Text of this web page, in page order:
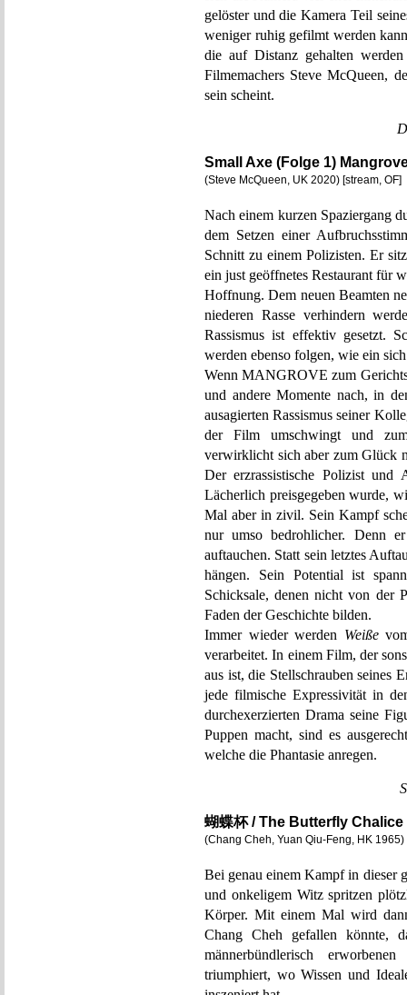
gelöster und die Kamera Teil
weniger ruhig gefilmt werden
die auf Distanz gehalten
Filmemachers Steve McQueen,
sein scheint.
Small Axe (Folge 1)
(Steve McQueen, UK 2020) [stream, OF]
Nach einem kurzen Spaziergang
dem Setzen einer
Schnitt zu einem Polizisten. Er
ein just geöffnetes Restaurant für
Hoffnung. Dem neuen Beamten
niederen Rasse verhindern
Rassismus ist effektiv gesetzt.
werden ebenso folgen, wie ein
Wenn MANGROVE zum
und andere Momente nach, in
ausagierten Rassismus seiner
der Film umschwingt und
verwirklicht sich aber zum Glück
Der erzrassistische Polizist
Lächerlich preisgegeben wurde,
Mal aber in zivil. Sein Kampf
nur umso bedrohlicher. Denn
auftauchen. Statt sein letztes
hängen. Sein Potential ist
Schicksale, denen nicht von der
Faden der Geschichte bilden.
Immer wieder werden Weiße
verarbeitet. In einem Film, der
aus ist, die Stellschrauben seines
jede filmische Expressivität in
durchexerzierten Drama seine
Puppen macht, sind es
welche die Phantasie anregen.
蝴蝶杯 / The Butterfly Chalice
(Chang Cheh, Yuan Qiu-Feng, HK 1965)
Bei genau einem Kampf in dieser
und onkeligem Witz spritzen
Körper. Mit einem Mal wird
Chang Cheh gefallen könnte,
männerbündlerisch
triumphiert, wo Wissen und